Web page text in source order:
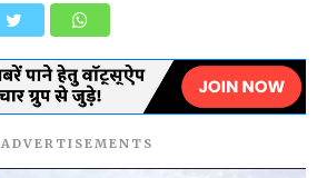
ADVERTISEMENTS